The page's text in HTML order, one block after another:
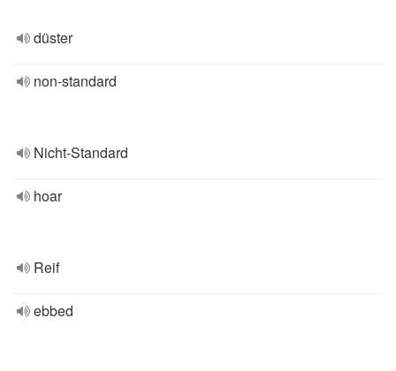
düster
non-standard
Nicht-Standard
hoar
Reif
ebbed